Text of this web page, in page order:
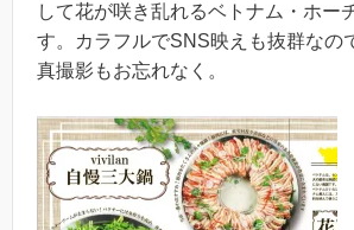
して花が咲き乱れるベトナム・ホー
す。カラフルでSNS映えも抜群なの
真撮影もお忘れなく。